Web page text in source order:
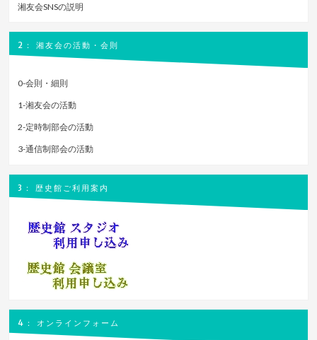
湘友会SNSの説明
2： 湘友会の活動・会則
0-会則・細則
1-湘友会の活動
2-定時制部会の活動
3-通信制部会の活動
3： 歴史館ご利用案内
4： オンラインフォーム